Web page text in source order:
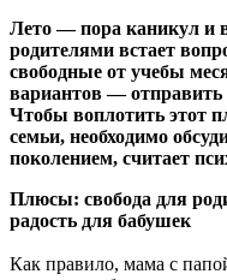
Лето — пора каникул и
родителями встает
свободные от учебы
вариантов —
Чтобы воплотить этот
семьи, необходимо
поколением, считает
Плюсы: свобода для
радость для бабушек
Как правило, мама с